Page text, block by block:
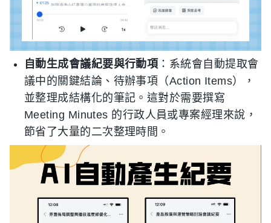
自動生成會議紀要與行動項 ：系統會自動提取會
議中的關鍵結論、待辦事項（Action Items），
並整理成結構化的筆記。這對於需要撰寫
Meeting Minutes 的行政人員或專案經理來說，
節省了大量的二次整理時間。